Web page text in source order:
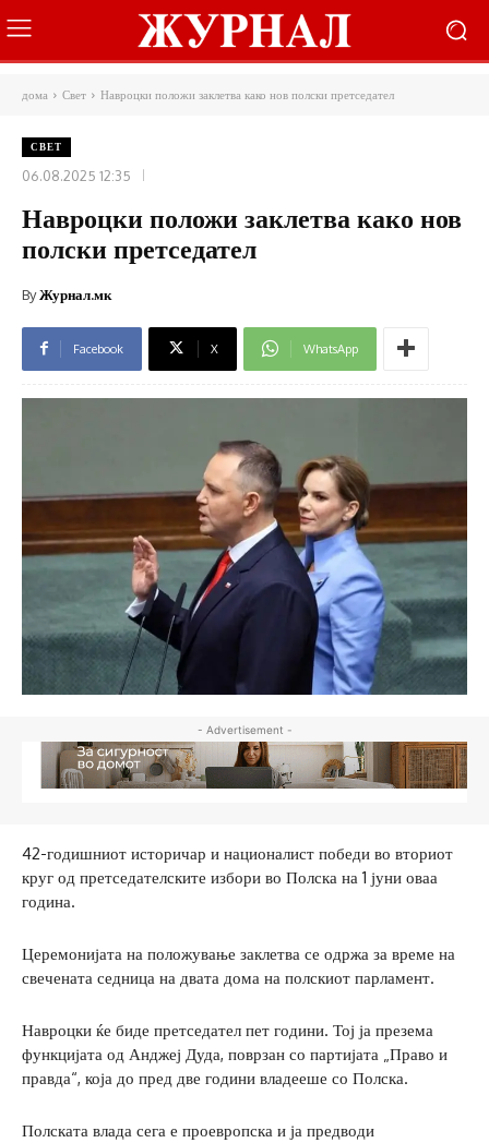
дома Свет Навроцки положи заклетва како нов полски претседател
СВЕТ
06.08.2025 12:35
Навроцки положи заклетва како нов
полски претседател
ByЖурнал.мк
Facebook X WhatsApp
- Advertisement -
42-годишниот историчар и националист победи во вториот
круг од претседателските избори во Полска на 1 јуни оваа
година.
Церемонијата на положување заклетва се одржа за време на
свечената седница на двата дома на полскиот парламент.
Навроцки ќе биде претседател пет години. Тој ја презема
функцијата од Анджеј Дуда, поврзан со партијата „Право и
правда“, која до пред две години владееше со Полска.
Полската влада сега е проевропска и ја предводи